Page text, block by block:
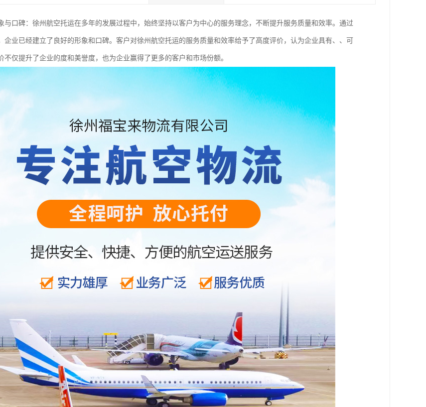
与口碑：徐州航空托运在多年的发展过程中，始终坚持以客户为中心的服务理念，不断提升服务质量和效率。通过
企业已经建立了良好的形象和口碑。客户对徐州航空托运的服务质量和效率给予了高度评价，认为企业具有、、可
不仅提升了企业的度和美誉度，也为企业赢得了更多的客户和市场份额。